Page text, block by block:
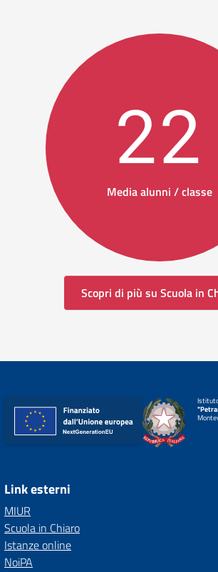
22
Media alunni / classe
Scopri di più su Scuola in
Link esterni
MIUR
Scuola in Chiaro
Istanze online
NoiPA